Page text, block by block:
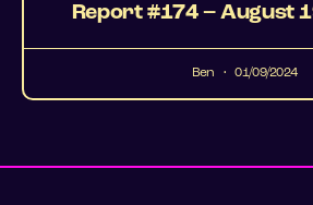
Report #174 – August
Ben 01/09/2024